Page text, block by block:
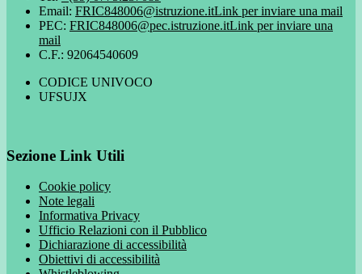
Email: FRIC848006@istruzione.itLink per inviare una mail
PEC: FRIC848006@pec.istruzione.itLink per inviare una
mail
C.F.: 92064540609
CODICE UNIVOCO
UFSUJX
Sezione Link Utili
Cookie policy
Note legali
Informativa Privacy
Ufficio Relazioni con il Pubblico
Dichiarazione di accessibilità
Obiettivi di accessibilità